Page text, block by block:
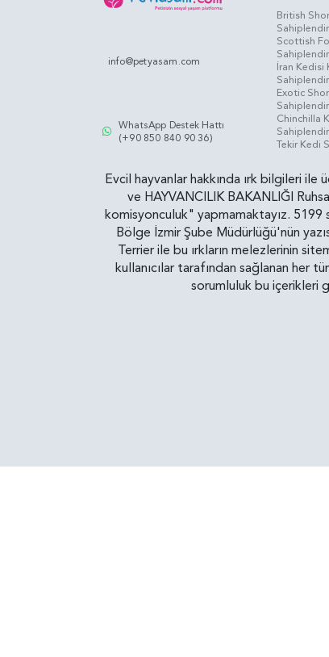
info@petyasam.com
WhatsApp Destek Hattı
(+90 850 840 90 36)
British
Scottish
İran Kedisi
Exotic
Chinchilla
Tekir Kedi
Evcil hayvanlar hakkında ırk bilgileri ile
ve HAYVANCILIK BAKANLIĞI
komisyonculuk" yapmamaktayız. 5199
Bölge İzmir Şube Müdürlüğü'nün
Terrier ile bu ırkların melezlerinin
kullanıcılar tarafından sağlanan her
sorumluluk bu içerikleri